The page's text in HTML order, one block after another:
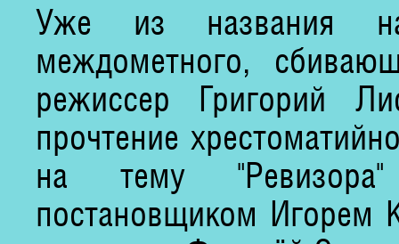
Уже из названия
междометного,
режиссер Григорий
прочтение
на тему
постановщиком Игорем